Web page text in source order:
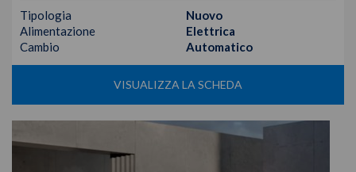
Tipologia
Nuovo
Alimentazione
Elettrica
Cambio
Automatico
VISUALIZZA LA SCHEDA